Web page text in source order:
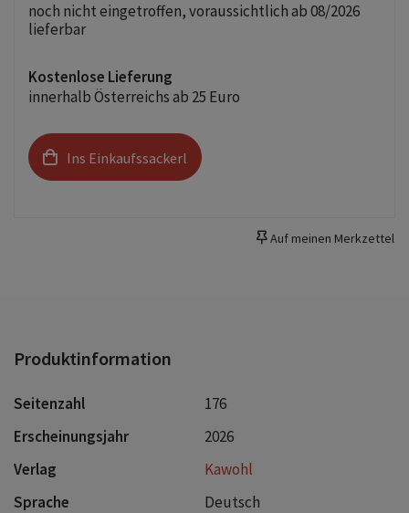
noch nicht eingetroffen, voraussichtlich ab 08/2026
lieferbar
Kostenlose Lieferung
innerhalb Österreichs ab 25 Euro
Ins Einkaufssackerl
Auf meinen Merkzettel
Produktinformation
Seitenzahl
176
Erscheinungsjahr
2026
Verlag
Kawohl
Sprache
Deutsch